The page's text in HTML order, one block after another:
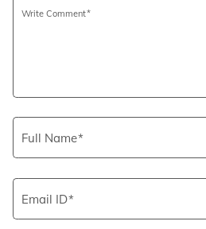
Write Comment
Full Name
Email ID